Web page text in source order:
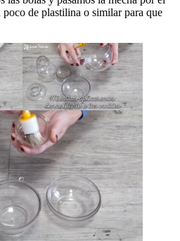
de plastilina o similar para que